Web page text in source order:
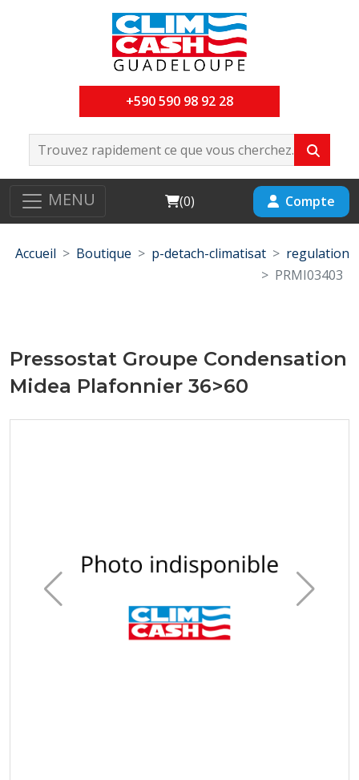
+590 590 98 92 28
MENU Cart
(0) Compte
Accueil Boutique p-detach-climatisat
regulation
PRMI03403
Pressostat Groupe Condensation
Midea Plafonnier 36>60